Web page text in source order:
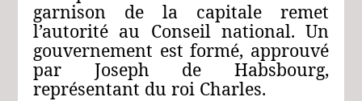
garnison de la capitale remet
l’autorité au Conseil national. Un
gouvernement est formé, approuvé
par Joseph de Habsbourg,
représentant du roi Charles.